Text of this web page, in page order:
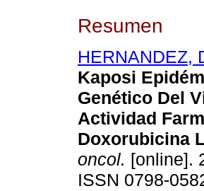
Resumen
HERNANDEZ,
Kaposi
Genético Del
Actividad
Doxorubicina
oncol. [online].
ISSN 0798-